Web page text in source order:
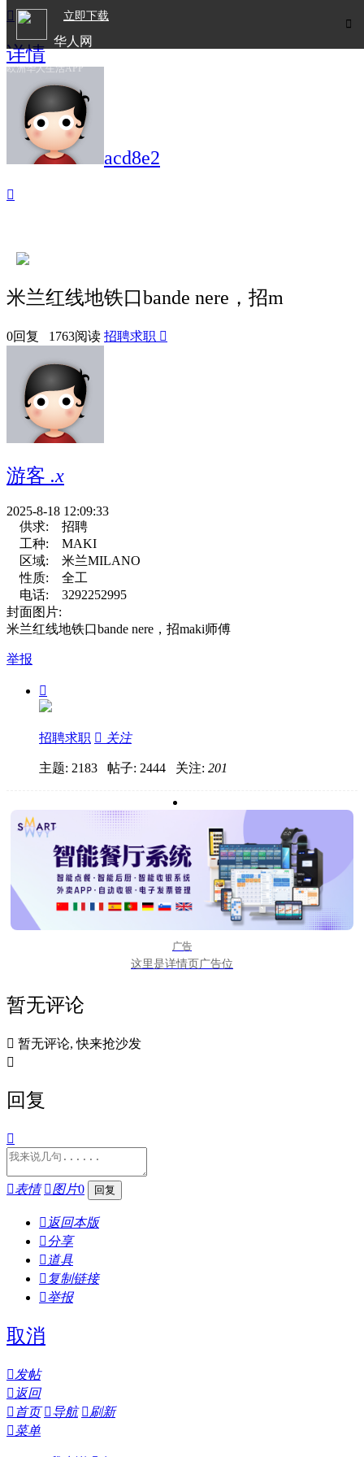

立即下载
华人网
欧洲华人生活APP

详情
acd8e2

米兰红线地铁口bande nere，招m
0回复 1763阅读 招聘求职 
游客 .x
2025-8-18 12:09:33
供求:
招聘
工种:
MAKI
区域:
米兰MILANO
性质:
全工
电话:
3292252995
封面图片:
米兰红线地铁口bande nere，招maki师傅
举报

招聘求职  关注
主题: 2183 帖子: 2444 关注: 201
广告
这里是详情页广告位
暂无评论
 暂无评论, 快来抢沙发

回复

表情 图片0
 返回本版
分享
 道具
 复制链接
举报
取消
发帖
 返回
 首页 导航 刷新
菜单